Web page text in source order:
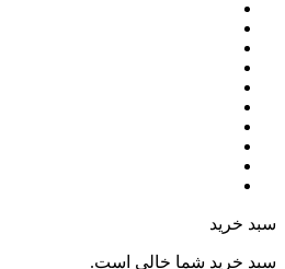
سبد خرید
سبد خرید شما خالی است.